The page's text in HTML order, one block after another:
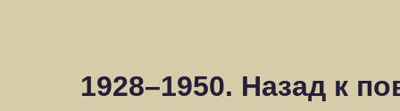
1928–1950. Назад к